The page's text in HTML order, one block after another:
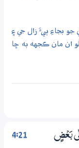
بجاءِ ٻيءَ زال جي ۽
ان مان ڪجهه به ڇا
4:21
بَعْضٍ